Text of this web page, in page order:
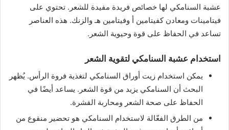
عشبة السنامكي لها خصائص فريدة مفيدة للشعر. تحتوي على
فيتامينات ومعادن كفيتامين أ وفيتامين هـ والزنك. هذه العناصر
تساعد في الحفاظ على قوة وحيوية الشعر.
استخدام عشبة السنامكي لتقوية الشعر
يمكن استخدام زيت أوراق السنامكي لتغذية فروة الرأس. يُظهر
البحث أن السنامكي يزيد من قوة الشعر. يساعد أيضًا في
الحفاظ على صحة الشعر ومحاربة القشرة.
من الطرق الفعّالة لاستخدام السنامكي هو تحضير منقوع من